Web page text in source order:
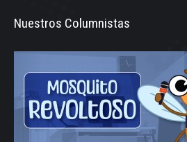
Nuestros Columnistas